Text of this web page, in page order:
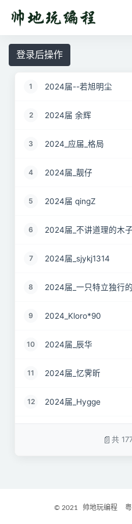
登录后操作
1 2024届--若旭明尘
2 2024届 余辉
3 2024_应届_格局
4 2024届_靓仔
5 2024届 qingZ
6 2024届_不讲道理的木子
7 2024届_sjykj1314
8 2024届_一只特立独行
9 2024_Kloro*90
10 2024届_辰华
11 2024届_忆霁昕
12 2024届_Hygge
共
© 2021 帅地玩编程